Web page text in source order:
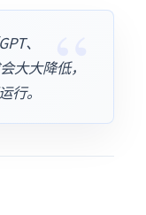
、
大大降低，
行。